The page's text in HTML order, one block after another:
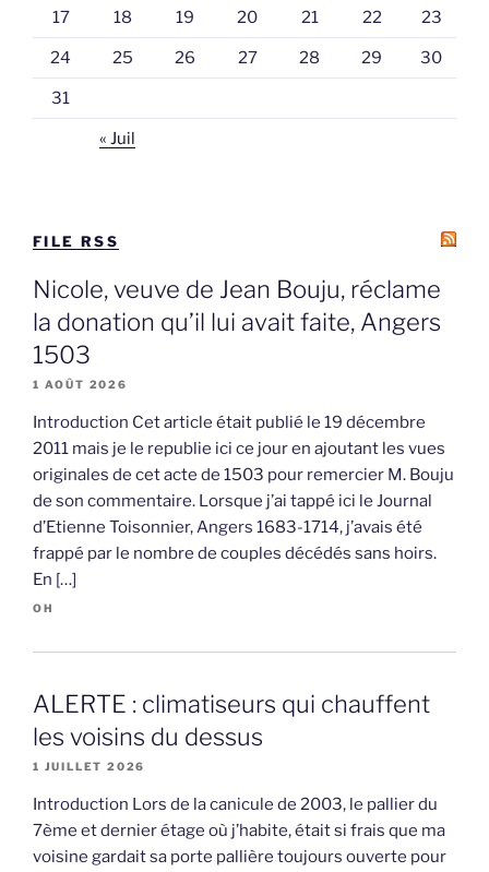
17 18 19 20 21 22 23
24 25 26 27 28 29 30
31
« Juil
FILE RSS
Nicole, veuve de Jean Bouju, réclame
la donation qu’il lui avait faite, Angers
1503
1 AOÛT 2026
Introduction Cet article était publié le 19 décembre
2011 mais je le republie ici ce jour en ajoutant les vues
originales de cet acte de 1503 pour remercier M. Bouju
de son commentaire. Lorsque j’ai tappé ici le Journal
d’Etienne Toisonnier, Angers 1683-1714, j’avais été
frappé par le nombre de couples décédés sans hoirs.
En […]
OH
ALERTE : climatiseurs qui chauffent
les voisins du dessus
1 JUILLET 2026
Introduction Lors de la canicule de 2003, le pallier du
7ème et dernier étage où j’habite, était si frais que ma
voisine gardait sa porte pallière toujours ouverte pour